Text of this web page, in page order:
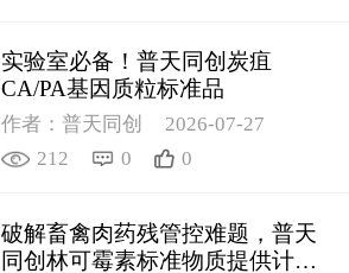
实验室必备！普天同创炭疽
CA/PA基因质粒标准品
作者：普天同创
2026-07-27
212
0 0
破解畜禽肉药残管控难题，普天
同创林可霉素标准物质提供计量